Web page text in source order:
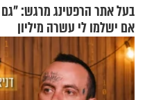
בעל אתר הרפטינג מרגש: "גם
אם ישלמו לי עשרה מיליון
שקלים - לא אפתח בשבת"